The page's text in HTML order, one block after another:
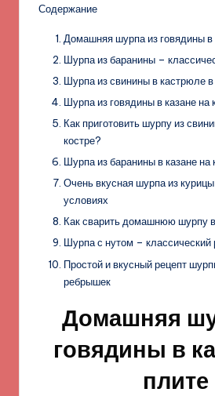
Содержание
Домашняя шурпа из говядины в
Шурпа из баранины –
Шурпа из свинины в кастрюле
Шурпа из говядины в казане на
Как приготовить шурпу из
костре?
Шурпа из баранины в казане на
Очень вкусная шурпа из
условиях
Как сварить домашнюю шурпу
Шурпа с нутом – классический
Простой и вкусный рецепт
ребрышек
Домашняя
говядины в
плите